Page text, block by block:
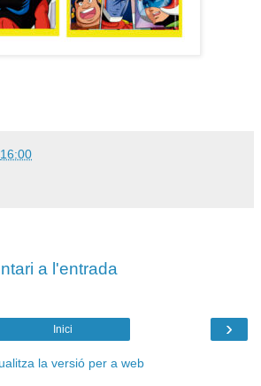
16:00
a l'entrada
›
Inici
la versió per a web